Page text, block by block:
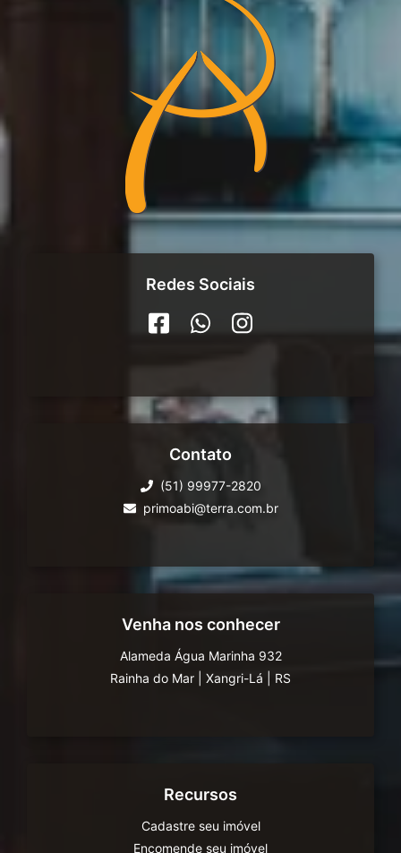
Redes Sociais
Contato
(51) 99977-2820
primoabi@terra.com.br
Venha nos conhecer
Alameda Água Marinha 932
Rainha do Mar
Xangri-Lá RS
Recursos
Cadastre seu imóvel
Encomende seu imóvel